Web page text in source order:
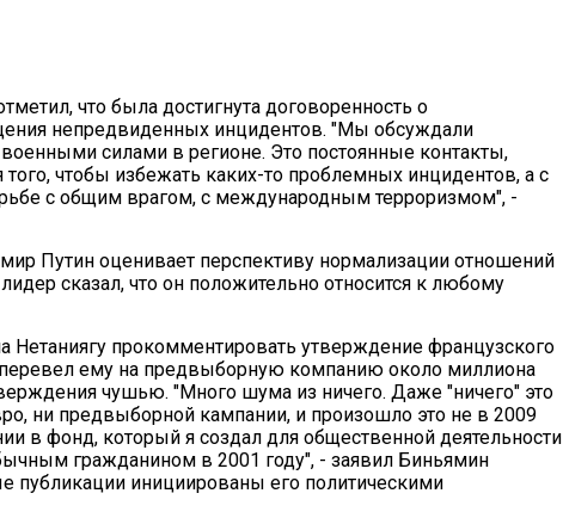
что была достигнута договоренность о
непредвиденных инцидентов. "Мы обсуждали
силами в регионе. Это постоянные контакты,
чтобы избежать каких-то проблемных инцидентов, а с
с общим врагом, с международным терроризмом", -
Путин оценивает перспективу нормализации отношений
сказал, что он положительно относится к любому
прокомментировать утверждение французского
ему на предвыборную компанию около миллиона
чушью. "Много шума из ничего. Даже "ничего" это
ни предвыборной кампании, и произошло это не в 2009
в фонд, который я создал для общественной деятельности
гражданином в 2001 году", - заявил Биньямин
публикации инициированы его политическими